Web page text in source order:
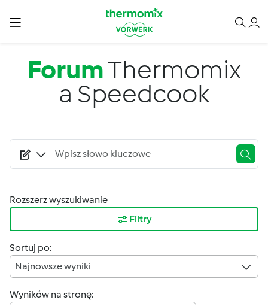
ForumThermomix
a Speedcook
Rozszerz wyszukiwanie
Filtry
Sortuj po:
Najnowsze wyniki
Wyników na stronę: